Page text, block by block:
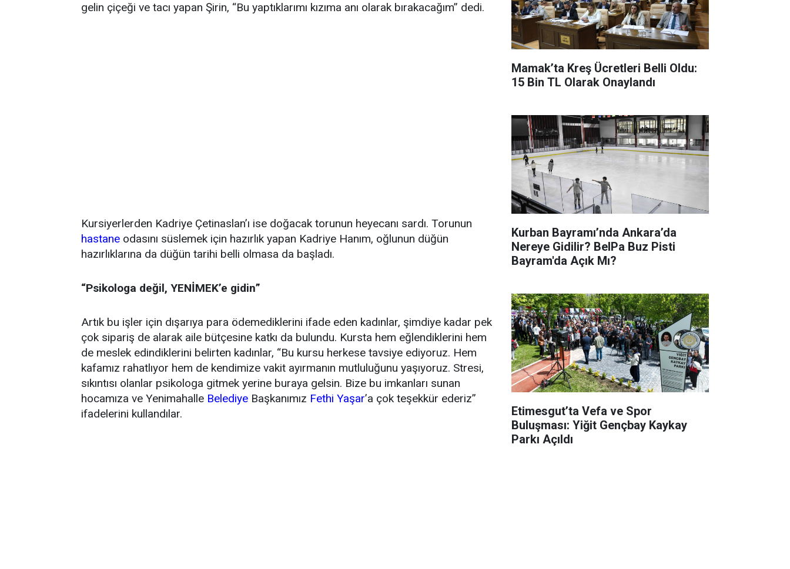
gelin çiçeği ve tacı yapan Şirin, “Bu yaptıklarımı kızıma anı olarak bırakacağım” dedi.
Kursiyerlerden Kadriye Çetinaslan’ı ise doğacak torunun heyecanı sardı. Torunun
hastane odasını süslemek için hazırlık yapan Kadriye Hanım, oğlunun düğün
hazırlıklarına da düğün tarihi belli olmasa da başladı.
“Psikologa değil, YENİMEK’e gidin”
Artık bu işler için dışarıya para ödemediklerini ifade eden kadınlar, şimdiye kadar pek
çok sipariş de alarak aile bütçesine katkı da bulundu. Kursta hem eğlendiklerini hem
de meslek edindiklerini belirten kadınlar, “Bu kursu herkese tavsiye ediyoruz. Hem
kafamız rahatlıyor hem de kendimize vakit ayırmanın mutluluğunu yaşıyoruz. Stresi,
sıkıntısı olanlar psikologa gitmek yerine buraya gelsin. Bize bu imkanları sunan
hocamıza ve Yenimahalle Belediye Başkanımız Fethi Yaşar’a çok teşekkür ederiz”
ifadelerini kullandılar.
Mamak’ta Kreş Ücretleri Belli Oldu:
15 Bin TL Olarak Onaylandı
Kurban Bayramı’nda Ankara’da
Nereye Gidilir? BelPa Buz Pisti
Bayram'da Açık Mı?
Etimesgut’ta Vefa ve Spor
Buluşması: Yiğit Gençbay Kaykay
Parkı Açıldı